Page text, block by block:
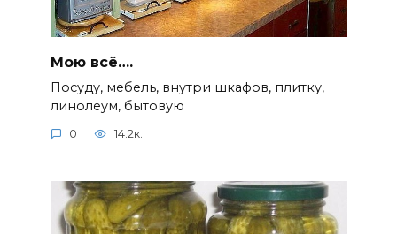
Мою всё….
Посуду, мебель, внутри шкафов, плитку,
линолеум, бытовую
0 14.2к.